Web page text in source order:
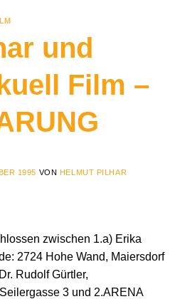
und
Film –
1995 VON HELMUT PILHAR
zwischen 1.a) Erika
2724 Hohe Wand, Maiersdorf
Rudolf Gürtler,
3 und 2.ARENA